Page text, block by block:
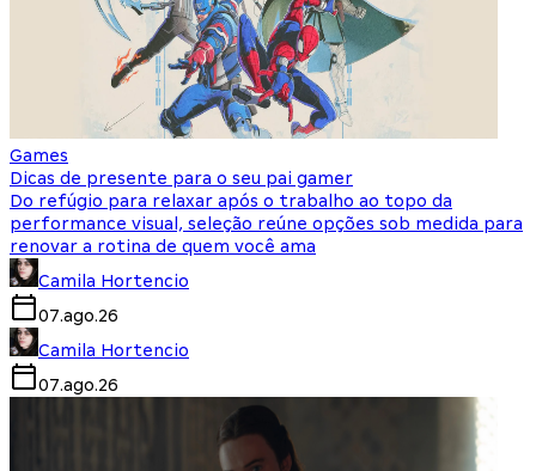
Games
Dicas de presente para o seu pai gamer
Do refúgio para relaxar após o trabalho ao topo da
performance visual, seleção reúne opções sob medida para
renovar a rotina de quem você ama
Camila Hortencio
07.ago.26
Camila Hortencio
07.ago.26